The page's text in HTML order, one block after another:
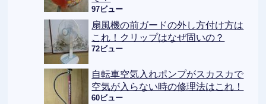
97ビュー
扇風機の前ガードの外し方付け方は
これ！クリップはなぜ固いの？
72ビュー
自転車空気入れポンプがスカスカで
空気が入らない時の修理法はこれ！
60ビュー